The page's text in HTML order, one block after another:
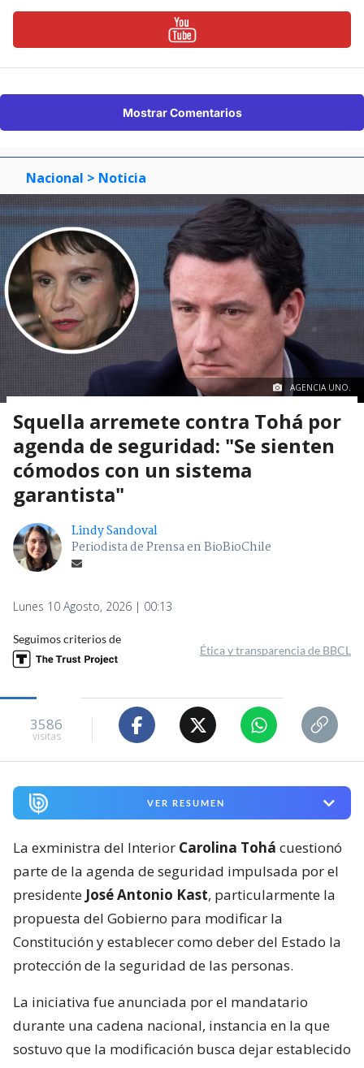
Mostrar Comentarios
Nacional > Noticia
AGENCIA UNO.
Squella arremete contra Tohá por
agenda de seguridad: "Se sienten
cómodos con un sistema
garantista"
Lindy Sandoval
Periodista de Prensa en BioBioChile
Lunes 10 Agosto, 2026 | 00:13
Seguimos criterios de
Ética y transparencia de BBCL
3586
visitas
VER RESUMEN
La exministra del Interior Carolina Tohá cuestionó
parte de la agenda de seguridad impulsada por el
presidente José Antonio Kast, particularmente la
propuesta del Gobierno para modificar la
Constitución y establecer como deber del Estado la
protección de la seguridad de las personas.
La iniciativa fue anunciada por el mandatario
durante una cadena nacional, instancia en la que
sostuvo que la modificación busca dejar establecido